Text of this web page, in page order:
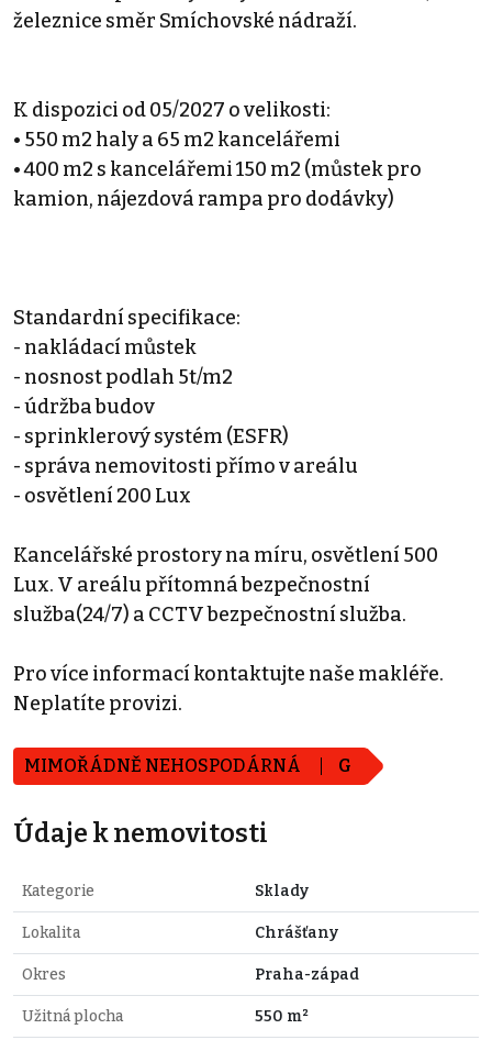
železnice směr Smíchovské nádraží.
K dispozici od 05/2027 o velikosti:
• 550 m2 haly a 65 m2 kancelářemi
• 400 m2 s kancelářemi 150 m2 (můstek pro
kamion, nájezdová rampa pro dodávky)
Standardní specifikace:
- nakládací můstek
- nosnost podlah 5t/m2
- údržba budov
- sprinklerový systém (ESFR)
- správa nemovitosti přímo v areálu
- osvětlení 200 Lux
Kancelářské prostory na míru, osvětlení 500
Lux. V areálu přítomná bezpečnostní
služba(24/7) a CCTV bezpečnostní služba.
Pro více informací kontaktujte naše makléře.
Neplatíte provizi.
MIMOŘÁDNĚ NEHOSPODÁRNÁ G
Údaje k nemovitosti
Kategorie Sklady
Lokalita Chrášťany
Okres Praha-západ
Užitná plocha 550 m²